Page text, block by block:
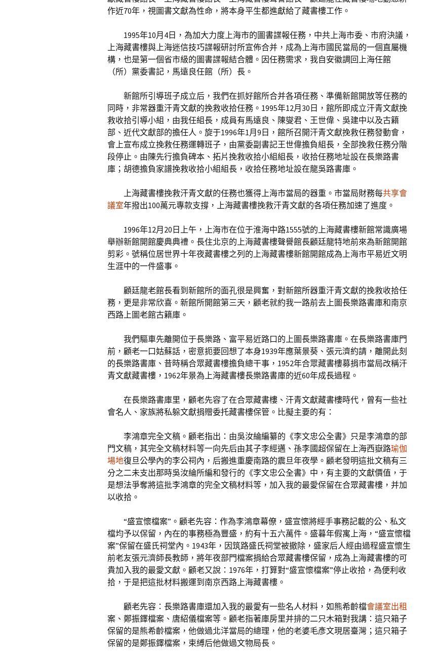
作近70年，視圖書文獻為性命，將本身平生都進獻給了藏書樓工作。
1995年10月4日，為加大力度上海市的圖書諜報任務，中共上海市委、市府決議，
上海藏書樓與上海迷信技巧諜報研討所宣佈合并，成為上海市國民當局的一個直屬機
構，也是第一個省市級的圖書諜報結合體。因任務需求，我自安徽調回上海任館
（所）黨委書記，馬遠良任館（所）長。
新館所引導班子成立后，我們在抓好館所合并各項任務、準備新館開放等任務的
同時，非常器重汗青文獻的挽救收拾任務。1995年12月30日，館所即成立汗青文獻挽
救收拾引導小組，由我任組長，成員有馬遠良、陳燮君、王世偉、吳建中以及古籍
部、近代文獻部的擔任人。旋于1996年1月9日，館所召開汗青文獻挽救任務發動會，
會上宣布成立挽救任務運轉班子，由黨委副書記王世偉擔負組長，全部挽救任務分階
段停止。由陳先行擔負碑本、拓片挽救收拾小組組長，收拾任務地址設在長樂路書
庫；胡德擔負家譜挽救收拾小組組長，收拾任務地址設在龍吳路書庫。
上海藏書樓挽救汗青文獻的任務也獲得上海市當局的器重。市當局財務每共享會
議室年撥出100萬元專款支撐，上海藏書樓挽救汗青文獻的各項任務加速了進度。
1996年12月20日上午，上海市在位于淮海中路1555號的上海藏書樓新館常識廣場
舉辦新館開館慶典典禮。長住北京的上海藏書樓聲譽館長顧廷龍特地前來為新館開館
剪彩。號稱位居世界十年夜藏書樓之列的上海藏書樓新館開館成為上海市平易近文明
生涯中的一件盛事。
顧廷龍老館長看到新館所的面孔很是興奮，對新館所器重汗青文獻的挽救收拾任
務，更是非常欣喜。新館所開館第三天，顧老就約我一路前去上圖長樂路書庫和南京
西路上圖老館古籍庫。
我們驅車先離開位于長樂路、富平易近路口的上圖長樂路書庫。在長樂路書庫門
前，顧老一口姑蘇話，密意扼要回想了本身1939年應葉景葵、張元濟約請，離開此刻
的長樂路書庫、昔時稱合眾藏書樓擔負總干事，1952年合眾藏書樓募捐市當局改稱汗
青文獻藏書樓，1962年景為上海藏書樓長樂路書庫的近60年成長過程。
在長樂路書庫里，顧老先容了在合眾藏書樓、汗青文獻藏書樓時代，曾有一些社
會名人、家族將私躲文獻捐贈委托藏書樓保管。比擬主要的有：
李鴻章完全文稿。顧老指出：由吳汝綸編纂的《李文忠公全書》只是李鴻章的部
門文稿，其完全文稿材料等一向先后由其子李經邁、孫李國超保留在上海西嶽路瑜伽
場地復旦公學內的李公祠內，后搬進重慶南路的震旦年夜學。顧老發明這批文稿有三
分之二未支出那時吳汝綸所編和發行的《李文忠公全書》中，有主要的文獻價值，于
是想法爭奪將這批李鴻章的完全文稿材料等，加入我的最愛保留在合眾藏書樓，并加
以收拾。
“盛宣懷檔案”。顧老先容：作為李鴻章幕僚，盛宣懷將經手事務記載的公、私文
檔均予以保留，內在的事務極為豐盛，約有十五六萬件。盛暮年假寓上海，“盛宣懷檔
案”保留在盛氏祠堂內。1943年，因筑路盛氏祠堂被撤除，盛家后人經由過程盛宣懷生
前老友張元濟師長教師，將年夜部門檔案捐給合眾藏書樓保留，成為上海藏書樓的可
貴加入我的最愛文獻。顧老又說：1976年，打算對“盛宣懷檔案”停止收拾，為便利收
拾，于是把這批材料搬運到南京西路上海藏書樓。
顧老先容：長樂路書庫還加入我的最愛有一些名人材料，如熊希齡檔會議室出租
案、鄭振鐸檔案、唐紹儀檔案等。顧老指著庫房里并排的二只木箱對我講：這只箱子
保留的是熊希齡檔案，他做過北洋當局的總理，他的老婆毛彥文現居臺灣；這只箱子
保留的是鄭振鐸檔案，束縛后他做過文物局長。